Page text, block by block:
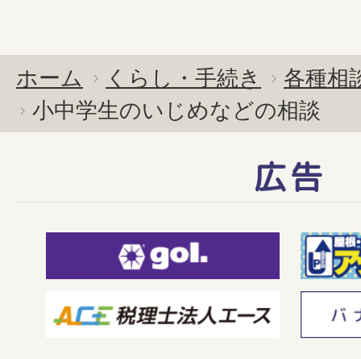
ホーム くらし・手続き
各種相
小中学生のいじめなどの相談
広告